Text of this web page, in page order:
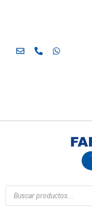
Búsqueda
de
productos